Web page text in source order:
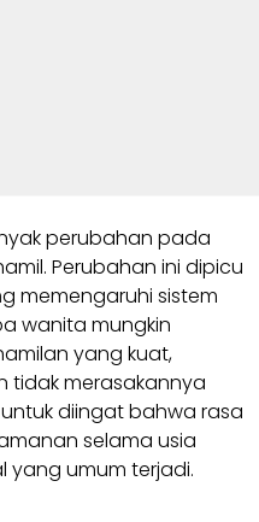
perubahan pada
Perubahan ini dipicu
memengaruhi sistem
wanita mungkin
yang kuat,
tidak merasakannya
diingat bahwa rasa
selama usia
yang umum terjadi.